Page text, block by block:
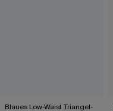
Blaues Low-Waist Triangel-